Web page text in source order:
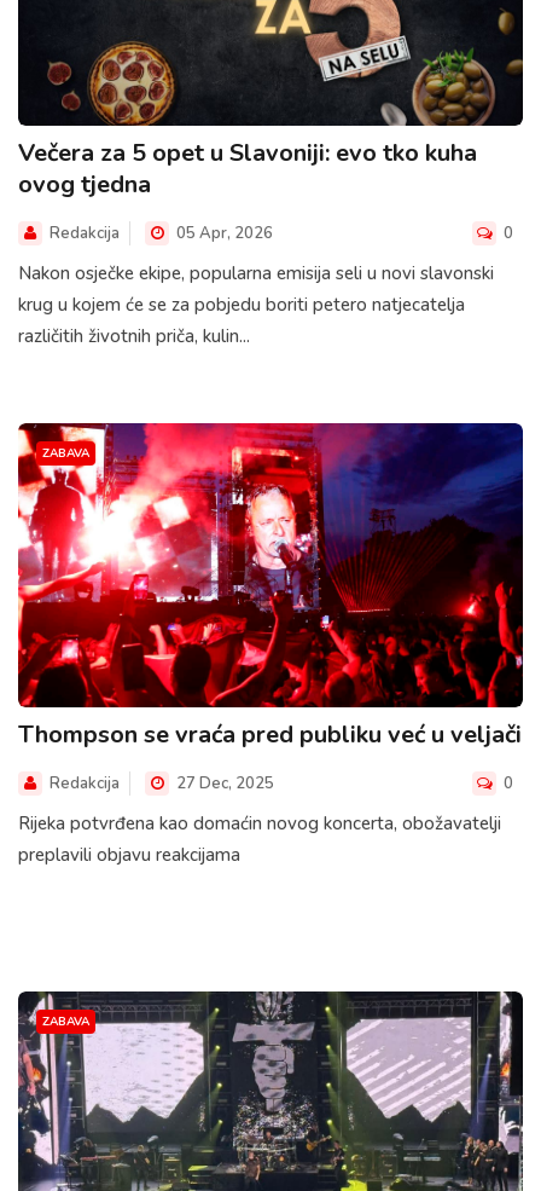
Večera za 5 opet u Slavoniji: evo tko kuha
ovog tjedna
Redakcija 05 Apr, 2026 0
Nakon osječke ekipe, popularna emisija seli u novi slavonski
krug u kojem će se za pobjedu boriti petero natjecatelja
različitih životnih priča, kulin...
ZABAVA
Thompson se vraća pred publiku već u veljači
Redakcija 27 Dec, 2025 0
Rijeka potvrđena kao domaćin novog koncerta, obožavatelji
preplavili objavu reakcijama
ZABAVA